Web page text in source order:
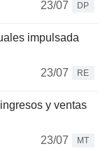
23/07
DP
impulsada
23/07
RE
y ventas
23/07
MT